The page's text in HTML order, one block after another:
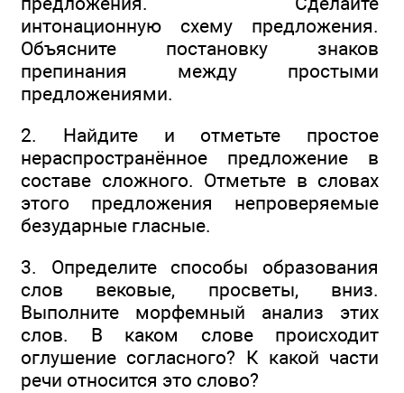
интонационную схему предложения.
Объясните постановку знаков
препинания между простыми
предложениями.
2. Найдите и отметьте простое
нераспространённое предложение в
составе сложного. Отметьте в словах
этого предложения непроверяемые
безударные гласные.
3. Определите способы образования
слов вековые, просветы, вниз.
Выполните морфемный анализ этих
слов. В каком слове происходит
оглушение согласного? К какой части
речи относится это слово?